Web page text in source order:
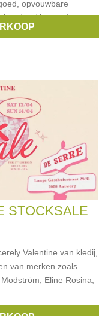
opvouwbare
honden / katten /
STOCKSALE
Valentine van kledij,
van merken zoals
Eline Rosina,
,Anna + Nina,NA-